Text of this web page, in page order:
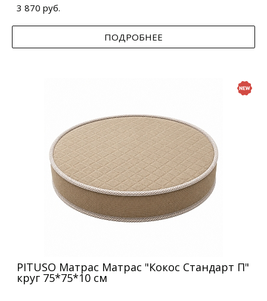
3 870 руб.
ПОДРОБНЕЕ
PITUSO Матрас Матрас "Кокос Стандарт П"
круг 75*75*10 см